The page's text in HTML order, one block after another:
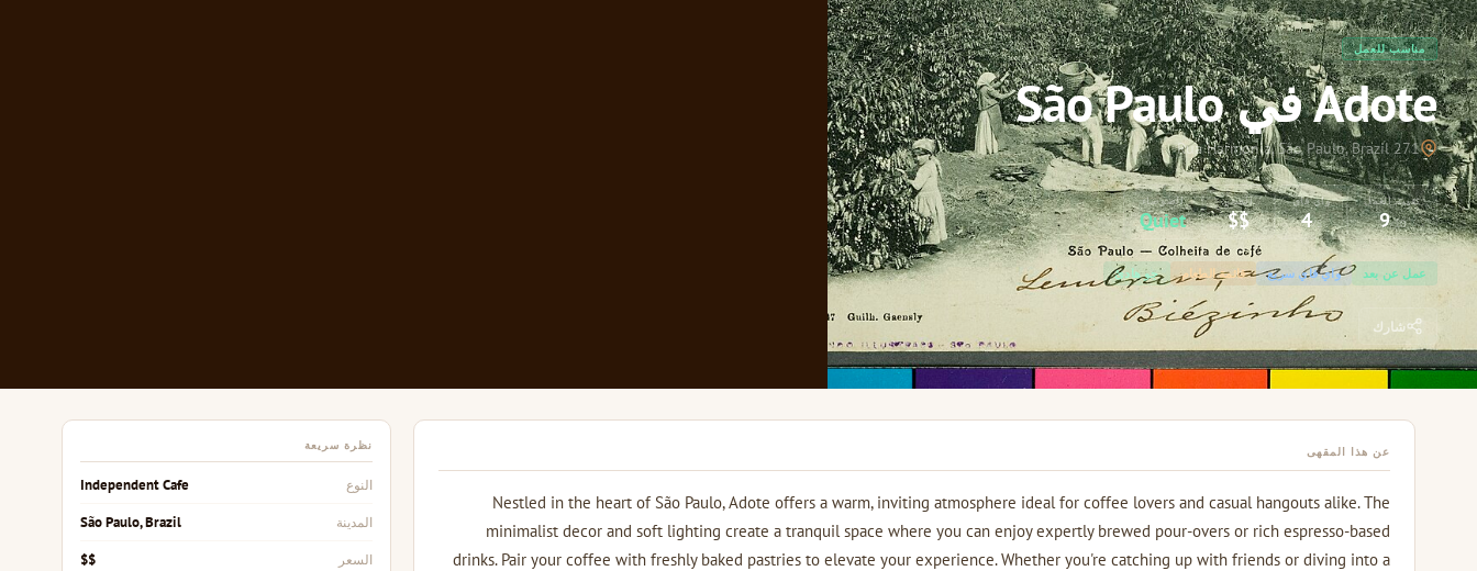
مناسب للعمل
Adote في São Paulo
271 Rua Harmonia, São Paulo, Brazil
تقييم العمل
9/10
واي فاي
4/5
السعر
$$
الضوضاء
Quiet
عمل عن بعد واي فاي سريع قائمة الطعام جو هادئ
شارك
عن هذا المقهى
Nestled in the heart of São Paulo, Adote offers a warm, inviting atmosphere ideal for coffee lovers and casual hangouts alike. The
minimalist decor and soft lighting create a tranquil space where you can enjoy expertly brewed pour-overs or rich espresso-based
drinks. Pair your coffee with freshly baked pastries to elevate your experience. Whether you're catching up with friends or diving into a
نظرة سريعة
النوع Independent Cafe
المدينة São Paulo, Brazil
السعر $$